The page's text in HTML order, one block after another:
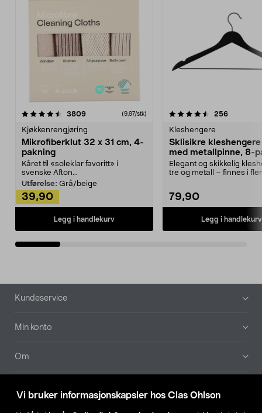
Vi bruker informasjonskapsler hos Clas Ohlson
3809anmeldelser(9,97/stk)
Kjøkkenrengjøring
Mikrofiberklut 32 x 31 cm, 4-
pakning
Kåret til «soleklar favoritt» i
svenske Afton...
Utførelse: Grå/beige
39,90
Legg i handlekurv
4.5av 5 stjerner 256
Kleshengere
Sklisikre
med metallpinne, 8-
Elegant og skikkelig
tre og metall – finnes i
79,90
Legg i handlekurv
4.5av 5 stjerner
Bunntekst
Kundeservice
Min konto
Om